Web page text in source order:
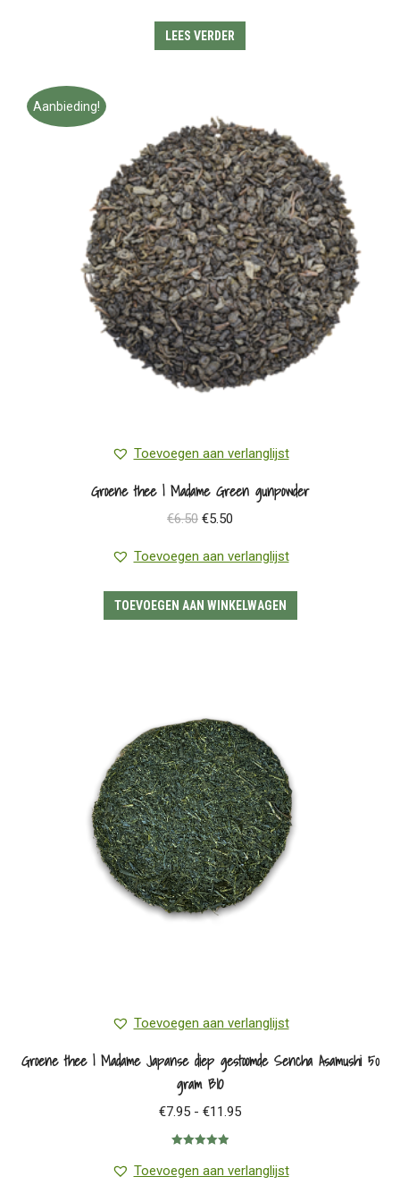
LEES VERDER
Aanbieding!
Toevoegen aan verlanglijst
Groene thee | Madame Green gunpowder
€6.50 Oorspronkelijke
was:
€6.50.
€5.50
is:
€5.50.
Toevoegen aan verlanglijst
TOEVOEGEN AAN WINKELWAGEN
Toevoegen aan verlanglijst
Groene thee | Madame Japanse diep gestoomde Sencha Asamushi 50
gram BIO
€7.95 - €11.95Prijsklasse:
€11.95
5.00 uit 5
Toevoegen aan verlanglijst